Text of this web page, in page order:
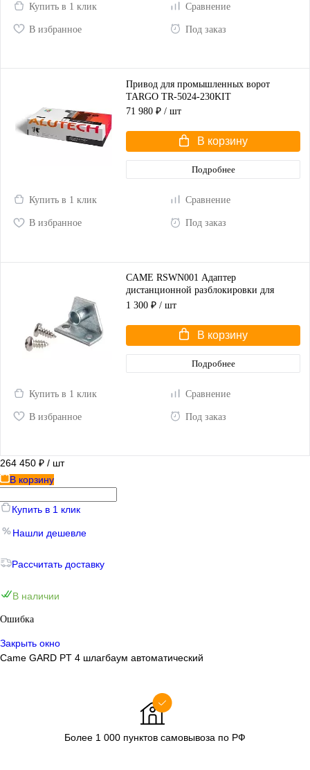
Купить в 1 клик Сравнение
В избранное Под заказ
Привод для промышленных ворот
TARGO TR-5024-230KIT
71 980 ₽ / шт
В корзину
Подробнее
Купить в 1 клик Сравнение
В избранное Под заказ
CAME RSWN001 Адаптер
дистанционной разблокировки для
распашных ворот
1 300 ₽ / шт
В корзину
Подробнее
Купить в 1 клик Сравнение
В избранное Под заказ
264 450 ₽ / шт
В корзину
Купить в 1 клик
Нашли дешевле
Рассчитать доставку
В наличии
Ошибка
Закрыть окно
Came GARD PT 4 шлагбаум автоматический
Более 1 000 пунктов самовывоза по РФ